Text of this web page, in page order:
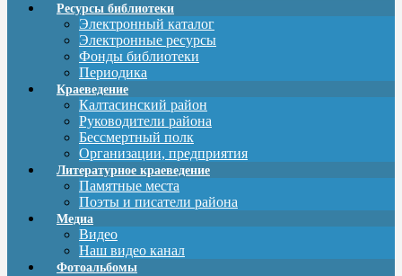
Ресурсы библиотеки
Электронный каталог
Электронные ресурсы
Фонды библиотеки
Периодика
Краеведение
Калтасинский район
Руководители района
Бессмертный полк
Организации, предприятия
Литературное краеведение
Памятные места
Поэты и писатели района
Медиа
Видео
Наш видео канал
Фотоальбомы